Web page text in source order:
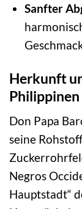
Sanfter
Herkunft
Philippinen
Don Papa
seine
Negros
Hauptstadt“